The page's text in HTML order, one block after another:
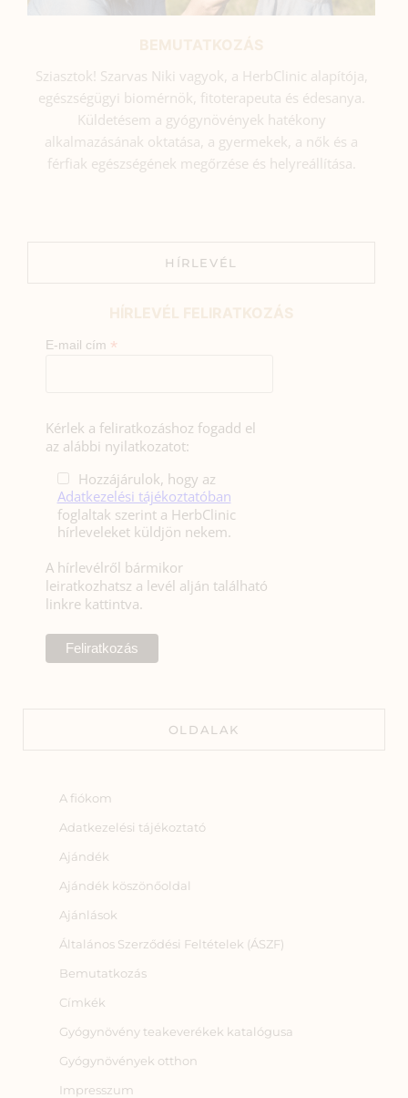
Sziasztok! Szarvas Niki vagyok, a HerbClinic alapítója,
egészségügyi biomérnök, fitoterapeuta és édesanya.
Küldetésem a gyógynövények hatékony
alkalmazásának oktatása, a gyermekek, a nők és a
férfiak egészségének megőrzése és helyreállítása.
HÍRLEVÉL
E-mail cím *
Kérlek a feliratkozáshoz fogadd el
az alábbi nyilatkozatot:
Hozzájárulok, hogy az
Adatkezelési tájékoztatóban
foglaltak szerint a HerbClinic
hírleveleket küldjön nekem.
A hírlevélről bármikor
leiratkozhatsz a levél alján található
linkre kattintva.
OLDALAK
A fiókom
Adatkezelési tájékoztató
Ajándék
Ajándék köszönőoldal
Ajánlások
Általános Szerződési Feltételek (ÁSZF)
Bemutatkozás
Címkék
Gyógynövény teakeverékek katalógusa
Gyógynövények otthon
Impresszum